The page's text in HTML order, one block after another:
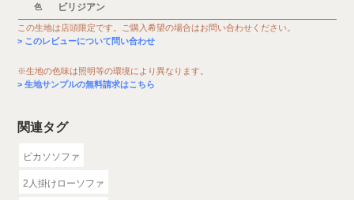
色 ビリジアン
この生地は店頭限定です。ご購入希望の場合はお問い合わせください。
このレビューについて問い合わせ
※生地の色味は照明等の環境により異なります。
生地サンプルの無料請求はこちら
関連タグ
ピカソソファ
2人掛けローソファ